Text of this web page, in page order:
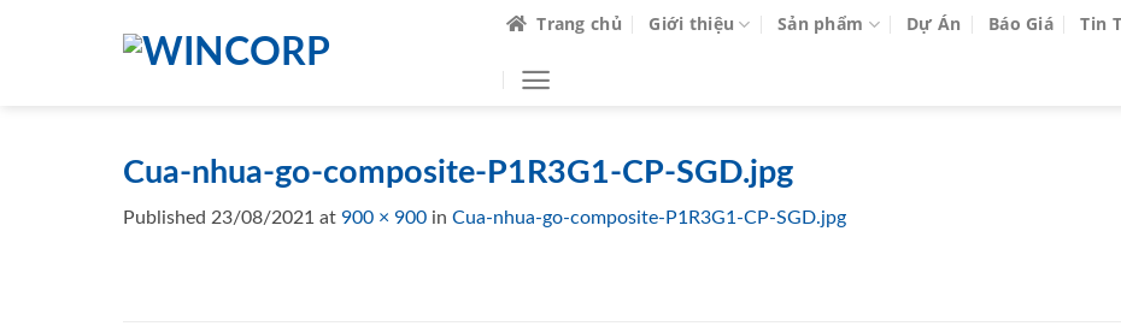
Trang chủ Giới thiệu Sản phẩm Dự Án Báo Giá Tin
Cua-nhua-go-composite-P1R3G1-CP-SGD.jpg
Published 23/08/2021 at 900 × 900 in Cua-nhua-go-composite-P1R3G1-CP-SGD.jpg